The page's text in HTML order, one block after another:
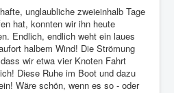
unglaubliche zweieinhalb Tage
hat, konnten wir ihn heute
Endlich, endlich weht ein laues
halbem Wind! Die Strömung
wir etwa vier Knoten Fahrt
Diese Ruhe im Boot und dazu
Wäre schön, wenn es so - oder